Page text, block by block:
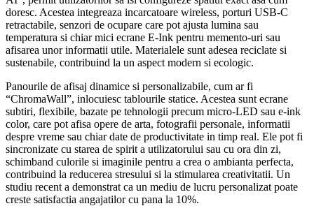
doresc. Acestea integreaza incarcatoare wireless, porturi USB-C
retractabile, senzori de ocupare care pot ajusta lumina sau
temperatura si chiar mici ecrane E-Ink pentru memento-uri sau
afisarea unor informatii utile. Materialele sunt adesea reciclate si
sustenabile, contribuind la un aspect modern si ecologic.
Panourile de afisaj dinamice si personalizabile, cum ar fi
“ChromaWall”, inlocuiesc tablourile statice. Acestea sunt ecrane
subtiri, flexibile, bazate pe tehnologii precum micro-LED sau e-ink
color, care pot afisa opere de arta, fotografii personale, informatii
despre vreme sau chiar date de productivitate in timp real. Ele pot fi
sincronizate cu starea de spirit a utilizatorului sau cu ora din zi,
schimband culorile si imaginile pentru a crea o ambianta perfecta,
contribuind la reducerea stresului si la stimularea creativitatii. Un
studiu recent a demonstrat ca un mediu de lucru personalizat poate
creste satisfactia angajatilor cu pana la 10%.